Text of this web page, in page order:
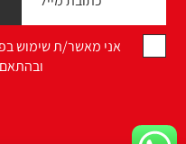
אני מאשר/ת שימוש